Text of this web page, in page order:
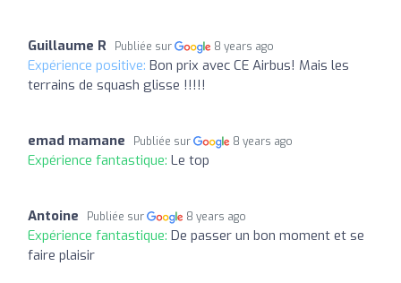
Guillaume R Publiée sur 8 years ago
Expérience positive: Bon prix avec CE Airbus! Mais les
terrains de squash glisse !!!!!
emad mamane Publiée sur 8 years ago
Expérience fantastique: Le top
Antoine Publiée sur 8 years ago
Expérience fantastique: De passer un bon moment et se
faire plaisir